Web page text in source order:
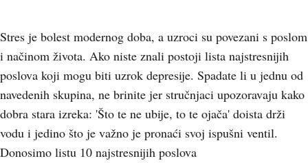
Stres je bolest modernog doba, a uzroci su povezani s poslom
i načinom života. Ako niste znali postoji lista najstresnijih
poslova koji mogu biti uzrok depresije. Spadate li u jednu od
navedenih skupina, ne brinite jer stručnjaci upozoravaju kako
dobra stara izreka: 'Što te ne ubije, to te ojača' doista drži
vodu i jedino što je važno je pronaći svoj ispušni ventil.
Donosimo listu 10 najstresnijih poslova